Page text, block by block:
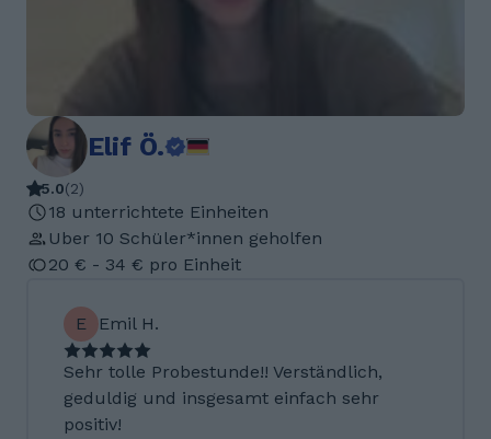
Elif Ö.
5.0(2)
18 unterrichtete Einheiten
Uber 10 Schüler*innen geholfen
20 € - 34 € pro Einheit
E Emil H.
Sehr tolle Probestunde!! Verständlich,
geduldig und insgesamt einfach sehr
positiv!